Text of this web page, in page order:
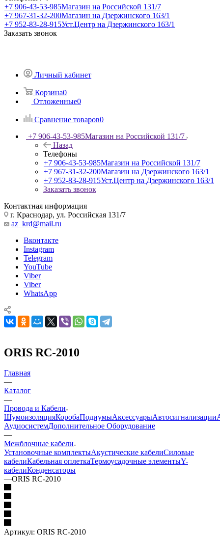
+7 906-43-53-985Магазин на Российской 131/7
+7 967-31-32-200Магазин на Дзержинского 163/1
+7 952-83-28-915Уст.Центр на Дзержинского 163/1
Заказать звонок
Личный кабинет
Корзина0
Отложенные0
Сравнение товаров0
+7 906-43-53-985Магазин на Российской 131/7
Назад
Телефоны
+7 906-43-53-985Магазин на Российской 131/7
+7 967-31-32-200Магазин на Дзержинского 163/1
+7 952-83-28-915Уст.Центр на Дзержинского 163/1
Заказать звонок
Контактная информация
г. Краснодар, ул. Российская 131/7
az_krd@mail.ru
Вконтакте
Instagram
Telegram
YouTube
Viber
Viber
WhatsApp
ORIS RC-2010
Главная
—
Каталог
—
Провода и Кабели
ШумоизоляцияКоробаПодиумыАксессуарыАвтосигнализации
АудиосистемДополнительное Оборудование
—
Межблочные кабели
Установочные комплектыАкустические кабелиСиловые
кабелиКабельная оплеткаТермоусадочные элементыY-
кабелиКонденсаторы
—ORIS RC-2010
Артикул: ORIS RC-2010